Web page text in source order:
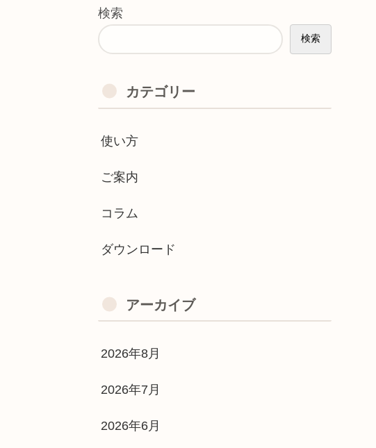
検索
検索
カテゴリー
使い方
ご案内
コラム
ダウンロード
アーカイブ
2026年8月
2026年7月
2026年6月